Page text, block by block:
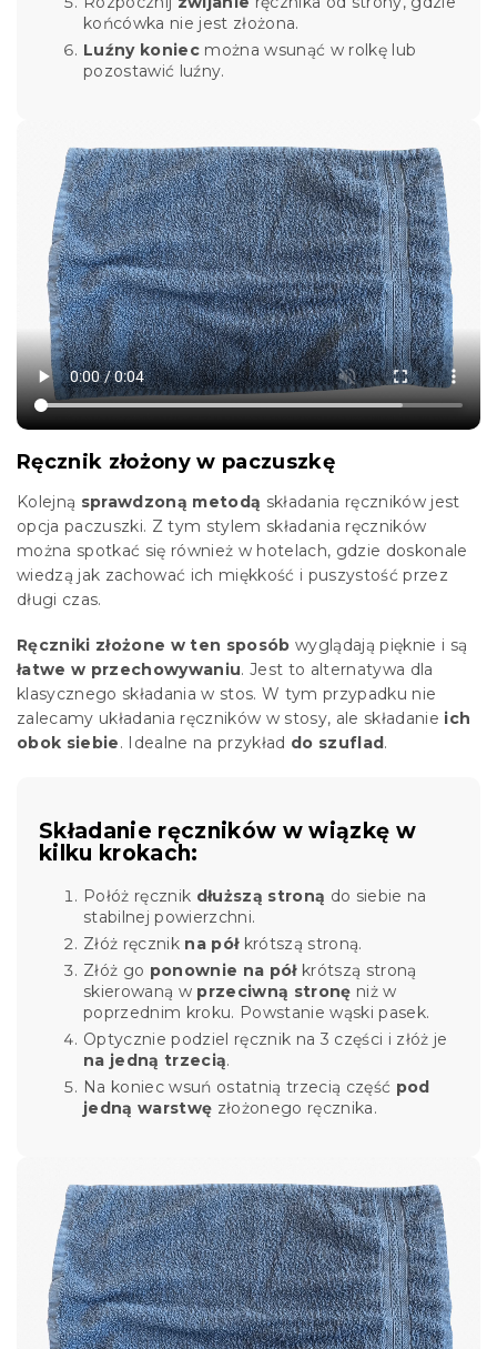
końcówka nie jest złożona.
Luźny koniec można wsunąć w rolkę lub
pozostawić luźny.
Ręcznik złożony w paczuszkę
Kolejną sprawdzoną metodą składania ręczników jest
opcja paczuszki. Z tym stylem składania ręczników
można spotkać się również w hotelach, gdzie doskonale
wiedzą jak zachować ich miękkość i puszystość przez
długi czas.
Ręczniki złożone w ten sposób wyglądają pięknie i są
łatwe w przechowywaniu. Jest to alternatywa dla
klasycznego składania w stos. W tym przypadku nie
zalecamy układania ręczników w stosy, ale składanie ich
obok siebie. Idealne na przykład do szuflad.
Składanie ręczników w wiązkę w
kilku krokach:
Połóż ręcznik dłuższą stroną do siebie na
stabilnej powierzchni.
Złóż ręcznik na półkrótszą stroną.
Złóż go ponownie na półkrótszą stroną
skierowaną w przeciwną stronę niż w
poprzednim kroku. Powstanie wąski pasek.
Optycznie podziel ręcznik na 3 części i złóż je
na jedną trzecią.
Na koniec wsuń ostatnią trzecią część pod
jedną warstwę złożonego ręcznika.